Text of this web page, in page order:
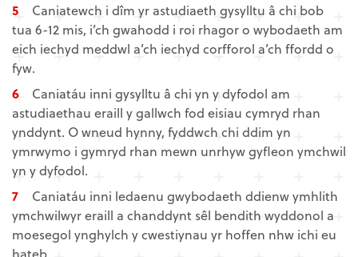
Caniatewch i dîm yr astudiaeth gysylltu â chi bob
tua 6-12 mis, i’ch gwahodd i roi rhagor o wybodaeth am
eich iechyd meddwl a’ch iechyd corfforol a’ch ffordd o
fyw.
Caniatáu inni gysylltu â chi yn y dyfodol am
astudiaethau eraill y gallwch fod eisiau cymryd rhan
ynddynt. O wneud hynny, fyddwch chi ddim yn
ymrwymo i gymryd rhan mewn unrhyw gyfleon ymchwil
yn y dyfodol.
Caniatáu inni ledaenu gwybodaeth ddienw ymhlith
ymchwilwyr eraill a chanddynt sêl bendith wyddonol a
moesegol ynghylch y cwestiynau yr hoffen nhw ichi eu